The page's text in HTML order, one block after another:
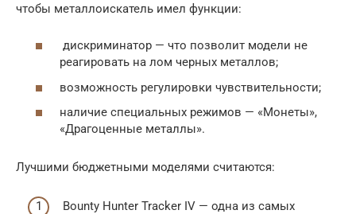
чтобы металлоискатель имел функции:
дискриминатор — что позволит модели не
реагировать на лом черных металлов;
возможность регулировки чувствительности;
наличие специальных режимов — «Монеты»,
«Драгоценные металлы».
Лучшими бюджетными моделями считаются:
Bounty Hunter Tracker IV — одна из самых